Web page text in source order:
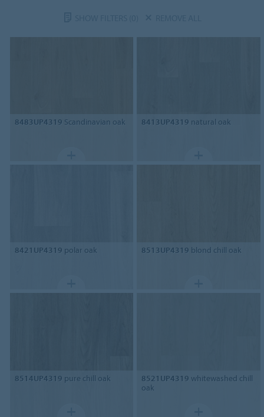
8483UP4319 Scandinavian oak 8413UP4319 natural oak
8421UP4319 polar oak 8513UP4319 blond chill oak
8514UP4319 pure chill oak 8521UP4319 whitewashed chill
oak